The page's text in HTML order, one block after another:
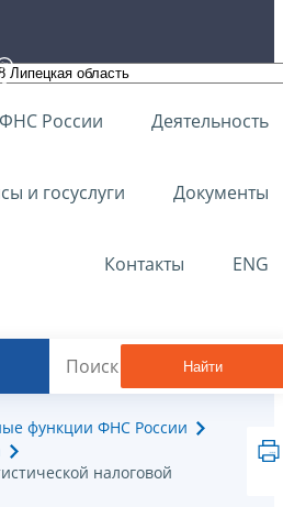
России Деятельность
и госуслуги Документы
Контакты ENG
Найти
функции ФНС России
налоговой